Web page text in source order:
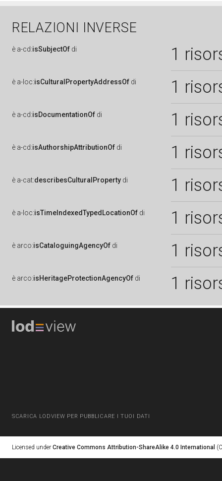
RELAZIONI INVERSE
è a-cd:isSubjectOf di 1
è a-loc:isCulturalPropertyAddressOf di 1
è a-cd:isDocumentationOf di 1
è a-cd:isAuthorshipAttributionOf di 1
è a-cat:describesCulturalProperty di 1
è a-loc:isTimeIndexedTypedLocationOf di 1
è arco:isCataloguingAgencyOf di 1
è arco:isHeritageProtectionAgencyOf di 1
SCARICA LODVIEW PER PUBBLICARE I TUOI DATI
Licensed under Creative Commons Attribution-ShareAlike 4.0 International